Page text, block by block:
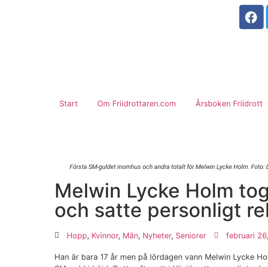
Start Om Friidrottaren.com Årsboken Friidrott
Första SM-guldet inomhus och andra totalt för Melwin Lycke Holm. Foto:
Melwin Lycke Holm
och satte personligt
Hopp, Kvinnor, Män, Nyheter, Seniorer februari
Han är bara 17 år men på lördagen vann Melwin Lycke